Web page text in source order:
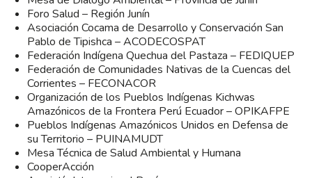
Foro Salud – Región Junín
Asociación Cocama de Desarrollo y Conservación San
Pablo de Tipishca – ACODECOSPAT
Federación Indígena Quechua del Pastaza – FEDIQUEP
Federación de Comunidades Nativas de la Cuencas del
Corrientes – FECONACOR
Organización de los Pueblos Indígenas Kichwas
Amazónicos de la Frontera Perú Ecuador – OPIKAFPE
Pueblos Indígenas Amazónicos Unidos en Defensa de
su Territorio – PUINAMUDT
Mesa Técnica de Salud Ambiental y Humana
CooperAcción